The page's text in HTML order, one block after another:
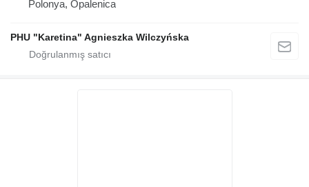
Polonya, Opalenica
PHU "Karetina" Agnieszka Wilczyńska